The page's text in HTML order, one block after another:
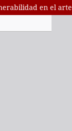
en el arte